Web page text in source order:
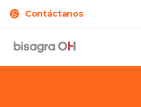
Contáctanos